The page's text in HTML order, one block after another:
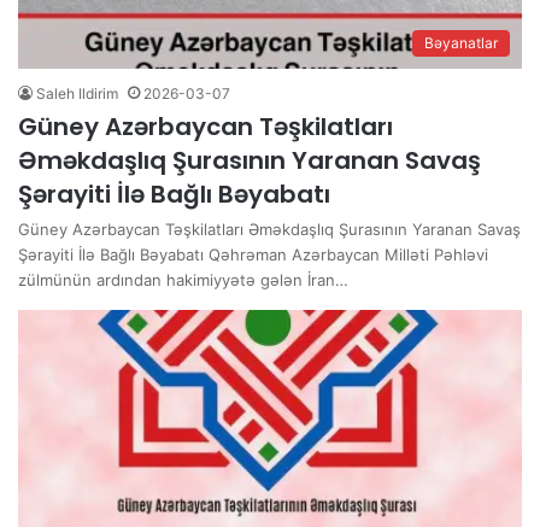
Bəyanatlar
Saleh Ildirim 2026-03-07
Güney Azərbaycan Təşkilatları
Əməkdaşlıq Şurasının Yaranan Savaş
Şərayiti İlə Bağlı Bəyabatı
Güney Azərbaycan Təşkilatları Əməkdaşlıq Şurasının Yaranan Savaş
Şərayiti İlə Bağlı Bəyabatı Qəhrəman Azərbaycan Milləti Pəhləvi
zülmünün ardından hakimiyyətə gələn İran…